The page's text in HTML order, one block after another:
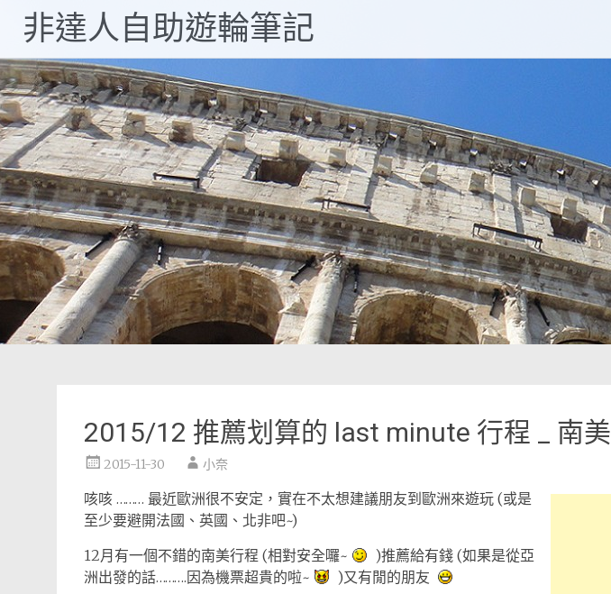
content
非達人自助遊輪筆記
2015/12 推薦划算的 last minute 行程 _ 南美
2015-11-30 小奈
咳咳 ……… 最近歐洲很不安定，實在不太想建議朋友到歐洲來遊玩 (或是
至少要避開法國、英國、北非吧~)
12月有一個不錯的南美行程 (相對安全囉~
)推薦給有錢 (如果是從亞
洲出發的話……….因為機票超貴的啦~
)又有閒的朋友